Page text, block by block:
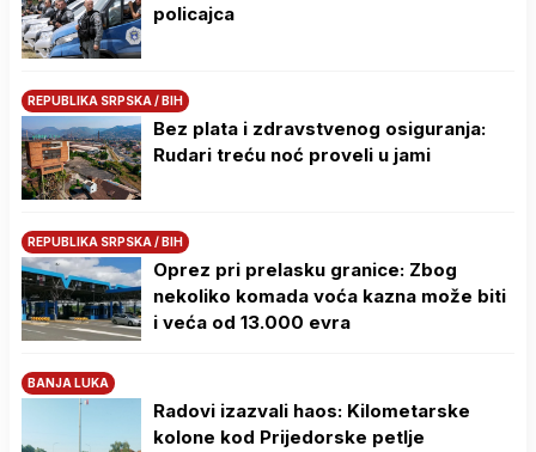
policajca
REPUBLIKA SRPSKA / BIH
Bez plata i zdravstvenog osiguranja:
Rudari treću noć proveli u jami
REPUBLIKA SRPSKA / BIH
Oprez pri prelasku granice: Zbog
nekoliko komada voća kazna može biti
i veća od 13.000 evra
BANJA LUKA
Radovi izazvali haos: Kilometarske
kolone kod Prijedorske petlje